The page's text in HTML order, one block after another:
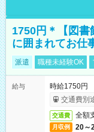
1750円＊【図書
に囲まれてお仕
派遣 職種未経験OK
給与
時給1750円
交通費別
交通費 全額
月収例 20～